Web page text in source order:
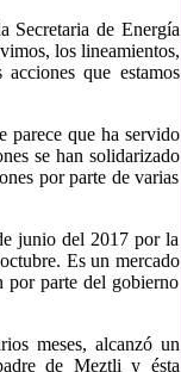
Secretaria de Energía
los lineamientos,
que estamos
parece que ha servido
se han solidarizado
por parte de varias
junio del 2017 por la
Es un mercado
por parte del gobierno
meses, alcanzó un
de Meztli y ésta